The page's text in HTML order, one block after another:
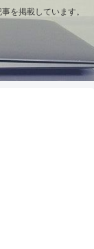
を掲載しています。